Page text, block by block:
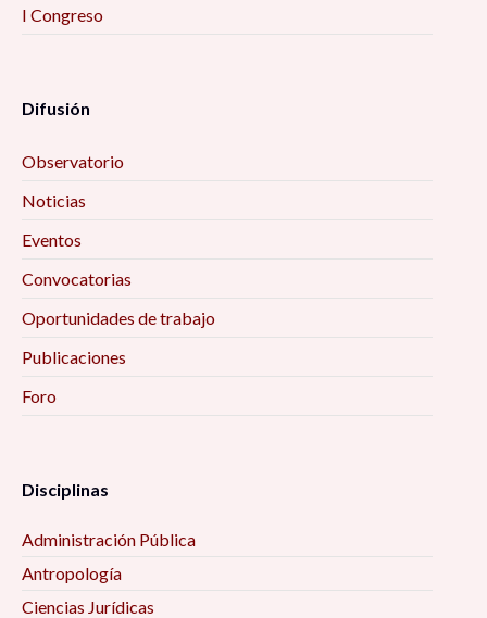
I Congreso
Difusión
Observatorio
Noticias
Eventos
Convocatorias
Oportunidades de trabajo
Publicaciones
Foro
Disciplinas
Administración Pública
Antropología
Ciencias Jurídicas